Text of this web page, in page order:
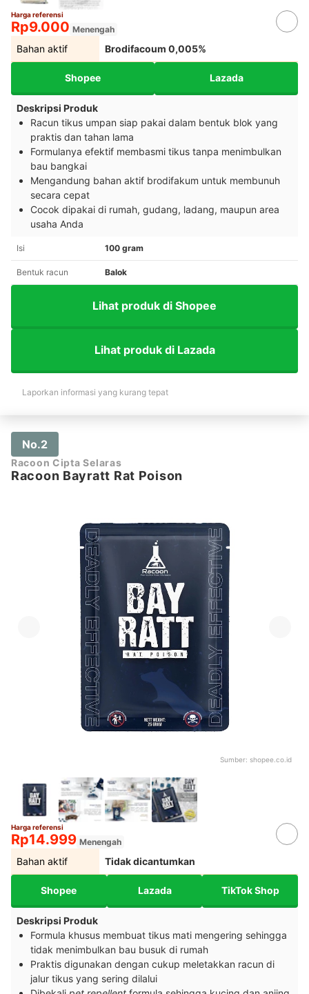
Harga referensi
Rp9.000 Menengah
Bahan aktif Brodifacoum 0,005%
Shopee Lazada
Deskripsi Produk
Racun tikus umpan siap pakai dalam bentuk blok yang
praktis dan tahan lama
Formulanya efektif membasmi tikus tanpa menimbulkan
bau bangkai
Mengandung bahan aktif brodifakum untuk membunuh
secara cepat
Cocok dipakai di rumah, gudang, ladang, maupun area
usaha Anda
Isi 100 gram
Bentuk racun Balok
Lihat produk di Shopee
Lihat produk di Lazada
Laporkan informasi yang kurang tepat
No.2
Racoon Cipta Selaras
Racoon Bayratt Rat Poison
Sumber: shopee.co.id
Harga referensi
Rp14.999 Menengah
Bahan aktif Tidak dicantumkan
Shopee Lazada TikTok Shop
Deskripsi Produk
Formula khusus membuat tikus mati mengering sehingga
tidak menimbulkan bau busuk di rumah
Praktis digunakan dengan cukup meletakkan racun di
jalur tikus yang sering dilalui